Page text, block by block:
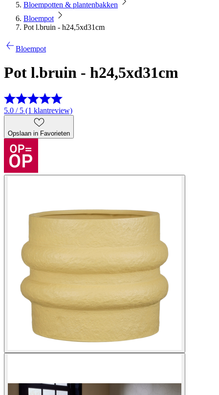
Bloempotten & plantenbakken
Bloempot
Pot l.bruin - h24,5xd31cm
Bloempot
Pot l.bruin - h24,5xd31cm
5.0 / 5 (1 klantreview)
Opslaan in Favorieten